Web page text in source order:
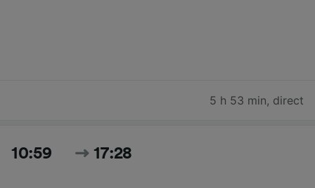
5 h 53 min, direct
10:59 17:28